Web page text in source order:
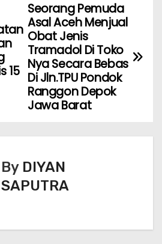
Seorang Pemuda
Asal Aceh Menjual
Obat Jenis
Tramadol Di Toko
Nya Secara Bebas
Di Jln.TPU Pondok
Ranggon Depok
Jawa Barat
15
By DIYAN
SAPUTRA